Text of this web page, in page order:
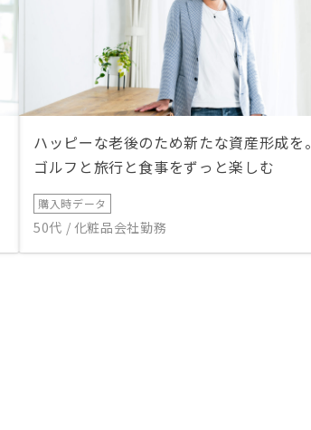
ハッピーな老後のため新たな資産形成を。
ゴルフと旅行と食事をずっと楽しむ
購入時データ
50代 / 化粧品会社勤務